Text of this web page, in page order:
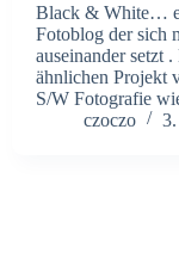
Black & White…
Fotoblog der sich
auseinander setzt
ähnlichen Projekt
S/W Fotografie
czoczo